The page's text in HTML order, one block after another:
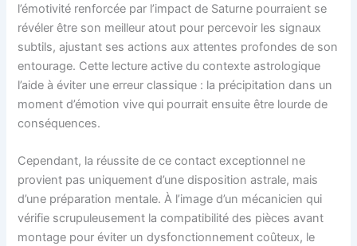
l’émotivité renforcée par l’impact de Saturne pourraient se
révéler être son meilleur atout pour percevoir les signaux
subtils, ajustant ses actions aux attentes profondes de son
entourage. Cette lecture active du contexte astrologique
l’aide à éviter une erreur classique : la précipitation dans un
moment d’émotion vive qui pourrait ensuite être lourde de
conséquences.
Cependant, la réussite de ce contact exceptionnel ne
provient pas uniquement d’une disposition astrale, mais
d’une préparation mentale. À l’image d’un mécanicien qui
vérifie scrupuleusement la compatibilité des pièces avant
montage pour éviter un dysfonctionnement coûteux, le